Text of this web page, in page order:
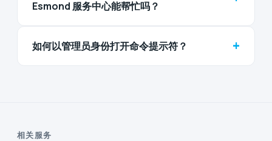
Esmond 服务中心能帮忙吗？
如何以管理员身份打开命令提示符？ +
相关服务